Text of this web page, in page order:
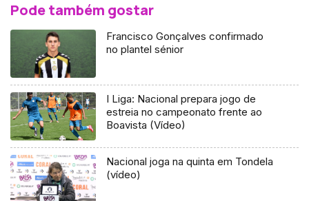
Pode também gostar
Francisco Gonçalves confirmado
no plantel sénior
I Liga: Nacional prepara jogo de
estreia no campeonato frente ao
Boavista (Vídeo)
Nacional joga na quinta em Tondela
(vídeo)